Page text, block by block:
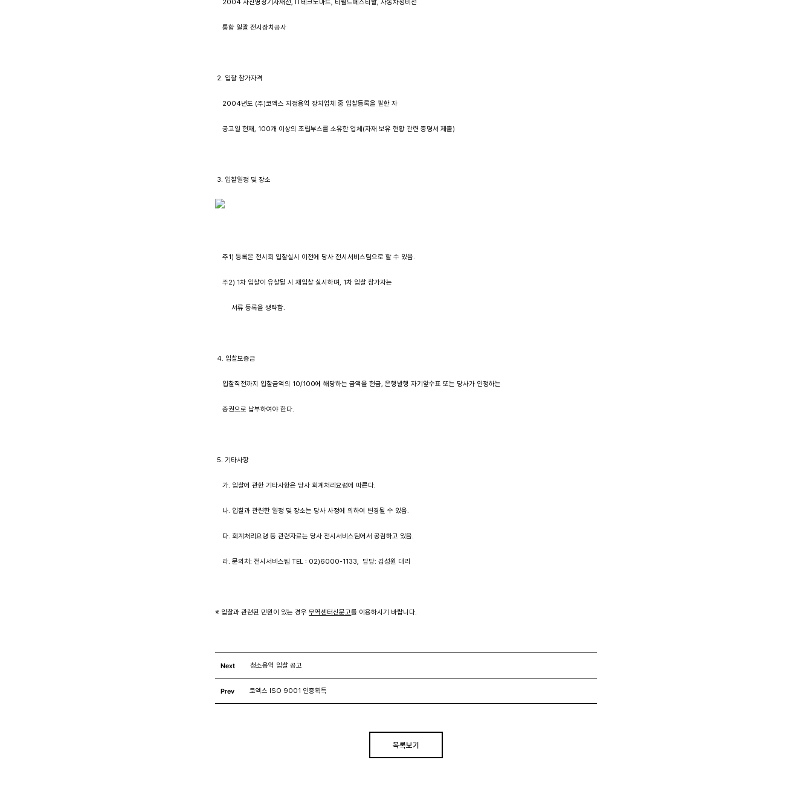
    2004 사진영상기자재전, IT테크노마트, 티월드페스티발, 자동차정비전
    통합 일괄 전시장치공사
2. 입찰 참가자격
    2004년도 (주)코엑스 지정용역 장치업체 중 입찰등록을 필한 자
    공고일 현재, 100개 이상의 조립부스를 소유한 업체(자재 보유 현황 관련 증명서 제출)
3. 입찰일정 및 장소
    주1) 등록은 전시회 입찰실시 이전에 당사 전시서비스팀으로 할 수 있음.
    주2) 1차 입찰이 유찰될 시 재입찰 실시하며, 1차 입찰 참가자는
         서류 등록을 생략함.
4. 입찰보증금
    입찰직전까지 입찰금액의 10/100에 해당하는 금액을 현금, 은행발행 자기앞수표 또는 당사가 인정하는
    증권으로 납부하여야 한다.
5. 기타사항
    가. 입찰에 관한 기타사항은 당사 회계처리요령에 따른다.
    나. 입찰과 관련한 일정 및 장소는 당사 사정에 의하여 변경될 수 있음.
    다. 회계처리요령 등 관련자료는 당사 전시서비스팀에서 공람하고 있음.
    라. 문의처: 전시서비스팀 TEL : 02)6000-1133,  담당: 김성원 대리
※ 입찰과 관련된 민원이 있는 경우 무역센터신문고를 이용하시기 바랍니다.
Next 청소용역 입찰 공고
Prev 코엑스 ISO 9001 인증획득
목록보기